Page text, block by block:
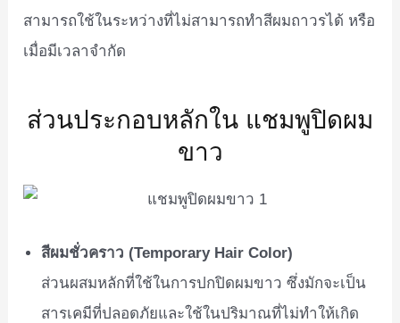
สามารถใช้ในระหว่างที่ไม่สามารถทำสีผมถาวรได้ หรือ
เมื่อมีเวลาจำกัด
ส่วนประกอบหลักใน แชมพูปิดผม
ขาว
สีผมชั่วคราว (Temporary Hair Color)
ส่วนผสมหลักที่ใช้ในการปกปิดผมขาว ซึ่งมักจะเป็น
สารเคมีที่ปลอดภัยและใช้ในปริมาณที่ไม่ทำให้เกิด